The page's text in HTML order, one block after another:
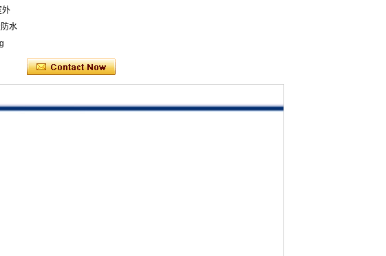
外
水